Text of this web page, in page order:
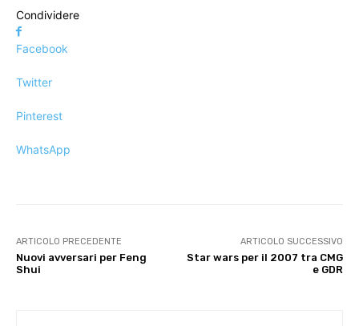
Condividere
Facebook
Twitter
Pinterest
WhatsApp
ARTICOLO PRECEDENTE
Nuovi avversari per Feng
Shui
ARTICOLO SUCCESSIVO
Star wars per il 2007 tra CMG
e GDR